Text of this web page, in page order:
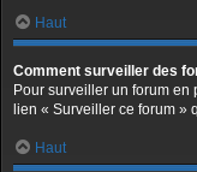
Haut
Comment surveiller des
Pour surveiller un forum en
lien « Surveiller ce forum »
Haut